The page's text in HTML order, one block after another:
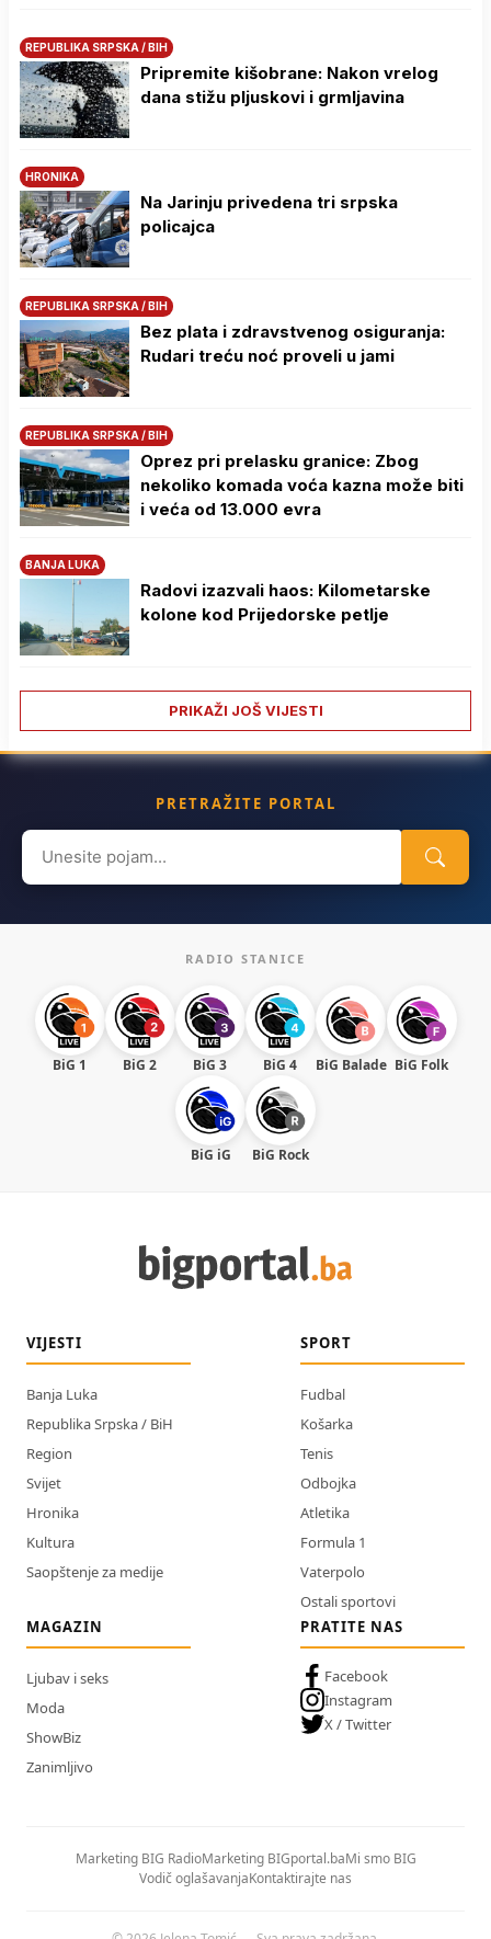
REPUBLIKA SRPSKA / BIH
Pripremite kišobrane: Nakon vrelog
dana stižu pljuskovi i grmljavina
HRONIKA
Na Јarinju privedena tri srpska
policajca
REPUBLIKA SRPSKA / BIH
Bez plata i zdravstvenog osiguranja:
Rudari treću noć proveli u jami
REPUBLIKA SRPSKA / BIH
Oprez pri prelasku granice: Zbog
nekoliko komada voća kazna može biti
i veća od 13.000 evra
BANJA LUKA
Radovi izazvali haos: Kilometarske
kolone kod Prijedorske petlje
PRIKAŽI JOŠ VIJESTI
PRETRAŽITE PORTAL
Search
for:
RADIO STANICE
BiG 1 BiG 2 BiG 3 BiG 4 BiG Balade BiG Folk
BiG iG BiG Rock
VIJESTI
Banja Luka
Republika Srpska / BiH
Region
Svijet
Hronika
Kultura
Saopštenje za medije
SPORT
Fudbal
Košarka
Tenis
Odbojka
Atletika
Formula 1
Vaterpolo
Ostali sportovi
MAGAZIN
Ljubav i seks
Moda
ShowBiz
Zanimljivo
PRATITE NAS
Facebook
Instagram
X / Twitter
Marketing BIG RadioMarketing BIGportal.baMi smo BIG
Vodič oglašavanjaKontaktirajte nas